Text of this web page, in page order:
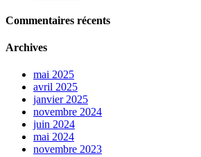
Commentaires récents
Archives
mai 2025
avril 2025
janvier 2025
novembre 2024
juin 2024
mai 2024
novembre 2023